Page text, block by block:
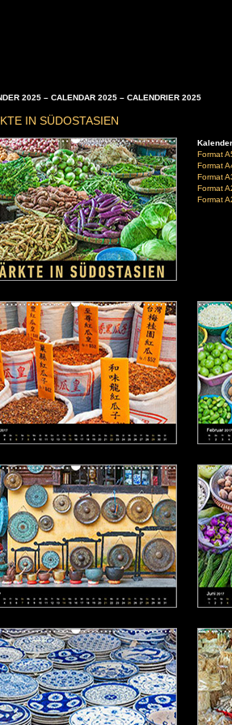
2025 – CALENDAR 2025 – CALENDRIER 2025
IN SÜDOSTASIEN
Format
Format
Format
Format
Format